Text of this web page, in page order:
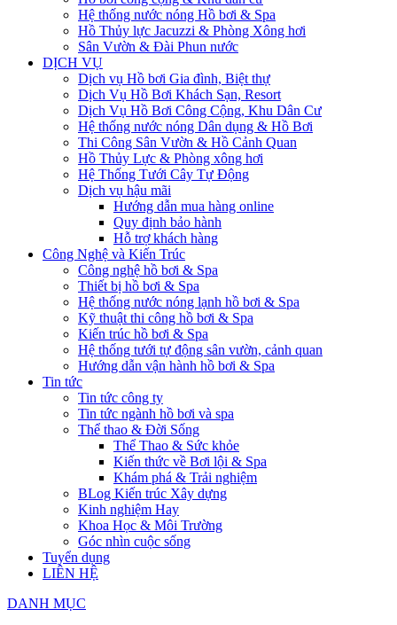
Hệ thống nước nóng Hồ bơi & Spa
Hồ Thủy lực Jacuzzi & Phòng Xông hơi
Sân Vườn & Đài Phun nước
DỊCH VỤ
Dịch vụ Hồ bơi Gia đình, Biệt thự
Dịch Vụ Hồ Bơi Khách Sạn, Resort
Dịch Vụ Hồ Bơi Công Cộng, Khu Dân Cư
Hệ thống nước nóng Dân dụng & Hồ Bơi
Thi Công Sân Vườn & Hồ Cảnh Quan
Hồ Thủy Lực & Phòng xông hơi
Hệ Thống Tưới Cây Tự Động
Dịch vụ hậu mãi
Hướng dẫn mua hàng online
Quy định bảo hành
Hỗ trợ khách hàng
Công Nghệ và Kiến Trúc
Công nghệ hồ bơi & Spa
Thiết bị hồ bơi & Spa
Hệ thống nước nóng lạnh hồ bơi & Spa
Kỹ thuật thi công hồ bơi & Spa
Kiến trúc hồ bơi & Spa
Hệ thống tưới tự động sân vườn, cảnh quan
Hướng dẫn vận hành hồ bơi & Spa
Tin tức
Tin tức công ty
Tin tức ngành hồ bơi và spa
Thể thao & Đời Sống
Thể Thao & Sức khỏe
Kiến thức về Bơi lội & Spa
Khám phá & Trải nghiệm
BLog Kiến trúc Xây dựng
Kinh nghiệm Hay
Khoa Học & Môi Trường
Góc nhìn cuộc sống
Tuyển dụng
LIÊN HỆ
DANH MỤC